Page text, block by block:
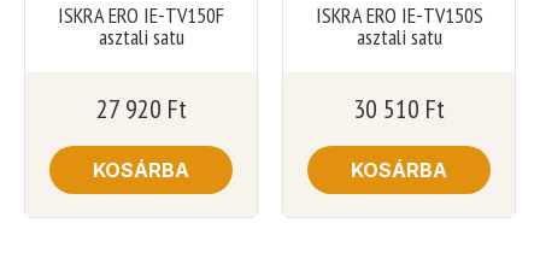
ISKRA ERO IE-TV150F
asztali satu
27 920 Ft
KOSÁRBA
ISKRA ERO IE-TV150S
asztali satu
30 510 Ft
KOSÁRBA